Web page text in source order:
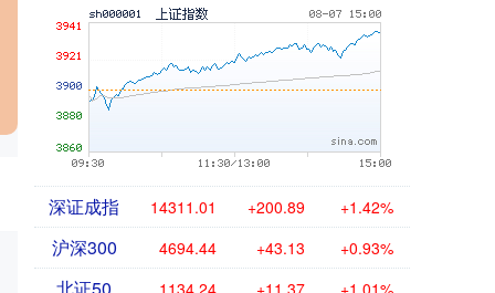
深证成指 14311.01 +200.89 +1.42%
沪深300 4694.44 +43.13 +0.93%